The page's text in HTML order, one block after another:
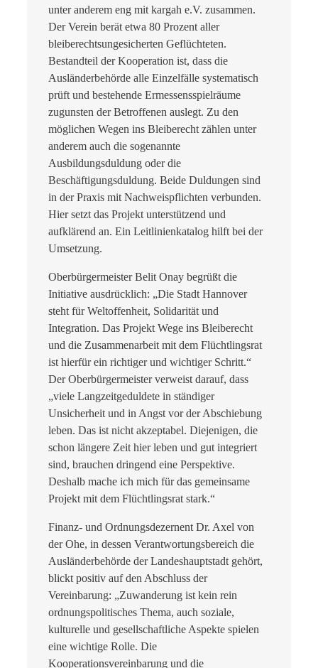
unter anderem eng mit kargah e.V. zusammen.
Der Verein berät etwa 80 Prozent aller
bleiberechtsungesicherten Geflüchteten.
Bestandteil der Kooperation ist, dass die
Ausländerbehörde alle Einzelfälle systematisch
prüft und bestehende Ermessensspielräume
zugunsten der Betroffenen auslegt. Zu den
möglichen Wegen ins Bleiberecht zählen unter
anderem auch die sogenannte
Ausbildungsduldung oder die
Beschäftigungsduldung. Beide Duldungen sind
in der Praxis mit Nachweispflichten verbunden.
Hier setzt das Projekt unterstützend und
aufklärend an. Ein Leitlinienkatalog hilft bei der
Umsetzung.
Oberbürgermeister Belit Onay begrüßt die
Initiative ausdrücklich: „Die Stadt Hannover
steht für Weltoffenheit, Solidarität und
Integration. Das Projekt Wege ins Bleiberecht
und die Zusammenarbeit mit dem Flüchtlingsrat
ist hierfür ein richtiger und wichtiger Schritt.“
Der Oberbürgermeister verweist darauf, dass
„viele Langzeitgeduldete in ständiger
Unsicherheit und in Angst vor der Abschiebung
leben. Das ist nicht akzeptabel. Diejenigen, die
schon längere Zeit hier leben und gut integriert
sind, brauchen dringend eine Perspektive.
Deshalb mache ich mich für das gemeinsame
Projekt mit dem Flüchtlingsrat stark.“
Finanz- und Ordnungsdezernent Dr. Axel von
der Ohe, in dessen Verantwortungsbereich die
Ausländerbehörde der Landeshauptstadt gehört,
blickt positiv auf den Abschluss der
Vereinbarung: „Zuwanderung ist kein rein
ordnungspolitisches Thema, auch soziale,
kulturelle und gesellschaftliche Aspekte spielen
eine wichtige Rolle. Die
Kooperationsvereinbarung und die